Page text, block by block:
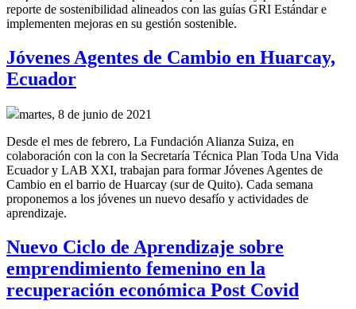
reporte de sostenibilidad alineados con las guías GRI Estándar e
implementen mejoras en su gestión sostenible.
Jóvenes Agentes de Cambio en Huarcay,
Ecuador
martes, 8 de junio de 2021
Desde el mes de febrero, La Fundación Alianza Suiza, en
colaboración con la con la Secretaría Técnica Plan Toda Una Vida
Ecuador y LAB XXI, trabajan para formar Jóvenes Agentes de
Cambio en el barrio de Huarcay (sur de Quito). Cada semana
proponemos a los jóvenes un nuevo desafío y actividades de
aprendizaje.
Nuevo Ciclo de Aprendizaje sobre
emprendimiento femenino en la
recuperación económica Post Covid